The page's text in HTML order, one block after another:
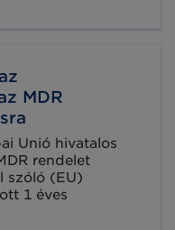
az
MDR
Unió hivatalos
rendelet
szóló (EU)
1 éves